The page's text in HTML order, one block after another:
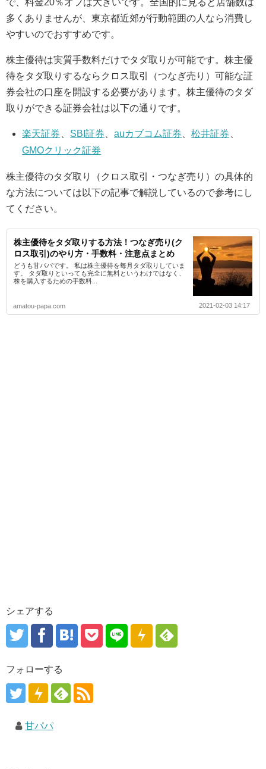
多くありませんが、東京都近郊が行動範囲の人なら消費し
やすいのでおすすめです。
株主優待は実質手数料だけでタダ取りが可能です。株主優
待をタダ取りするならクロス取引（つなぎ売り）可能な証
券会社の口座を開設する必要があります。株主優待のタダ
取りができる証券会社は以下の通りです。
楽天証券 SBI証券 、auカブコム証券 、松井証券
GMOクリック証券
株主優待のタダ取り（クロス取引・つなぎ売り）の具体的
な方法については以下の記事で解説しているので参考にし
てください。
株主優待をタダ取りする方法！つなぎ売り(ク
ロス取引)のやり方・手数料・注意点まとめ
どうも甘パパです。 私は株主優待を毎月タダ取りしていま
す。 タダ取りといっても完全に無料というわけではなく、
株を購入するための手数料...
amatou-papa.com 2021-02-03 14:17
シェアする
フォローする
甘パパ